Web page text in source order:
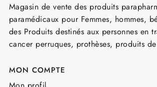
Magasin de vente des produits
paramédicaux pour Femmes, hommes,
des Produits destinés aux personnes en
cancer perruques, prothèses, produits
MON COMPTE